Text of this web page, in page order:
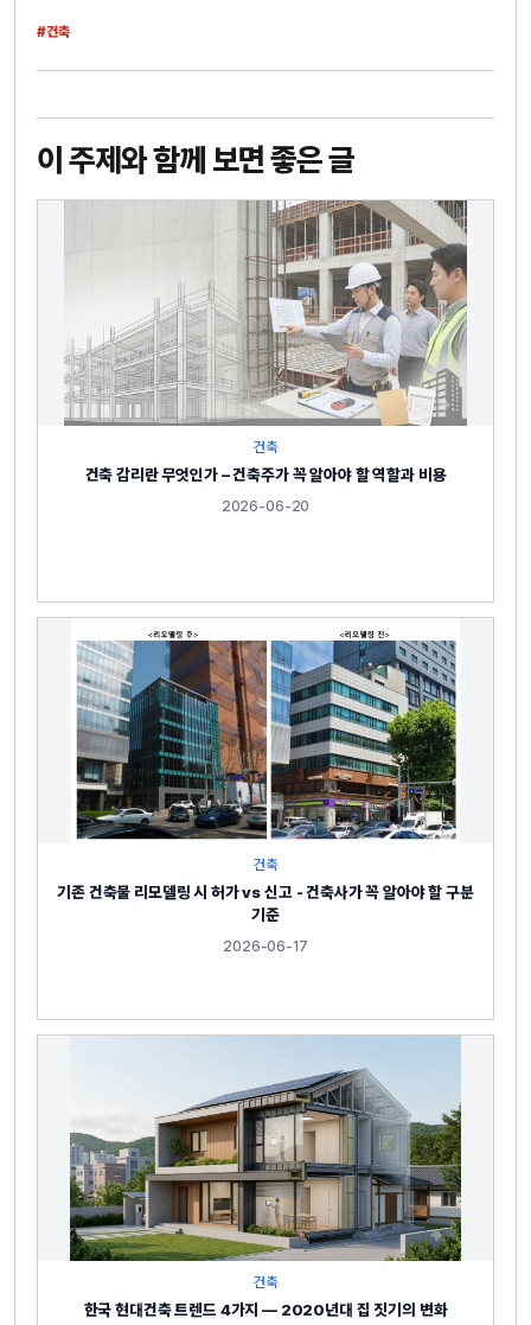
#건축
이 주제와 함께 보면 좋은 글
건축
건축 감리란 무엇인가 – 건축주가 꼭 알아야 할 역할과 비용
2026-06-20
건축
기존 건축물 리모델링 시 허가 vs 신고 - 건축사가 꼭 알아야 할 구분
기준
2026-06-17
건축
한국 현대건축 트렌드 4가지 — 2020년대 집 짓기의 변화